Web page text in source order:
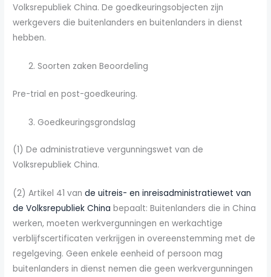
Volksrepubliek China. De goedkeuringsobjecten zijn
werkgevers die buitenlanders en buitenlanders in dienst
hebben.
Soorten zaken Beoordeling
Pre-trial en post-goedkeuring.
Goedkeuringsgrondslag
(1) De administratieve vergunningswet van de
Volksrepubliek China.
(2) Artikel 41 vande uitreis- en inreisadministratiewet van
de Volksrepubliek Chinabepaalt: Buitenlanders die in China
werken, moeten werkvergunningen en werkachtige
verblijfscertificaten verkrijgen in overeenstemming met de
regelgeving. Geen enkele eenheid of persoon mag
buitenlanders in dienst nemen die geen werkvergunningen